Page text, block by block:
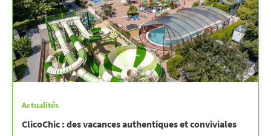
Actualités
ClicoChic : des vacances authentiques et conviviales